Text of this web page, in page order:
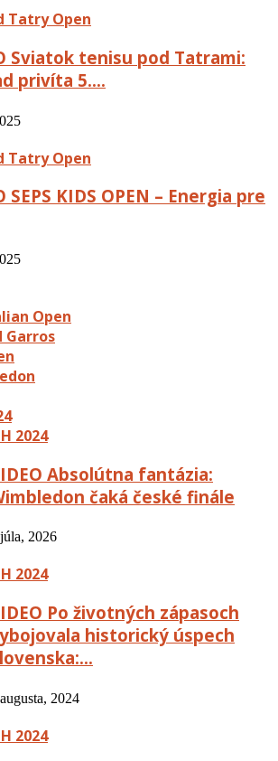
Tatry Open
Sviatok tenisu pod Tatrami:
privíta 5….
Tatry Open
SEPS KIDS OPEN – Energia pre
Open
Garros
2024
Absolútna fantázia:
čaká české finále
2026
2024
Po životných zápasoch
historický úspech
2024
2024